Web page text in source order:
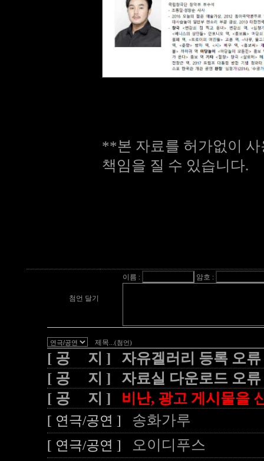
**본 자료를 허가없이
책임을 질 수 있습니다.
첨언 달기
이름 : 암호 :
제목 ...(첨언)
[ 공 지 ] 자유겔러리 등록 오류
[ 공 지 ] 자료실 다운로드 오류
[ 공 지 ] 비난, 광고 게시물을
[ 연극/공연 ] 송화가루
[ 연극/공연 ] 오이디푸스